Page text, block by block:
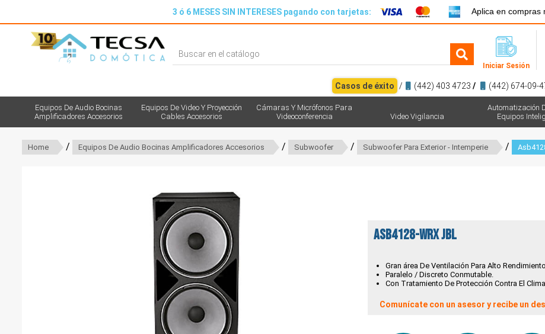
3 ó 6 MESES SIN INTERESES pagando con tarjetas: Aplica en compras
Iniciar Sesión
Casos de éxito / (442) 403 4723 / (442) 674-09-
Equipos De Audio Bocinas
Amplificadores Accesorios
Equipos De Video Y Proyección
Cables Accesorios
Cámaras Y Micrófonos Para
Videoconferencia
Video Vigilancia
Automatización
Equipos
Home / Equipos De Audio Bocinas Amplificadores Accesorios / Subwoofer / Subwoofer Para Exterior - Intemperie /
ASB4128-WRX JBL
Gran área De Ventilación Para Alto Rendimiento.
Paralelo / Discreto Conmutable.
Con Tratamiento De Protección Contra El
Comunícate con un asesor y recibe un